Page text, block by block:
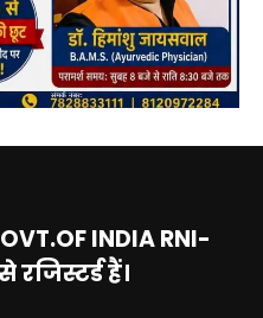
INDIA RNI-
हैं।